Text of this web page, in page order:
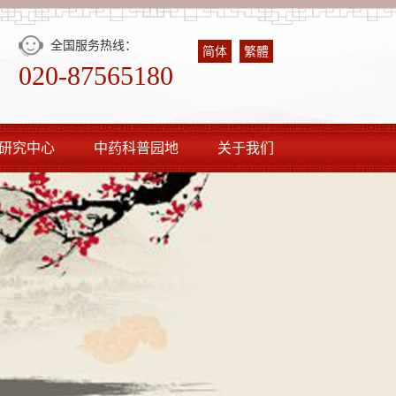
简体 繁體
全国服务热线：
020-87565180
究中心 中药科普园地 关于我们